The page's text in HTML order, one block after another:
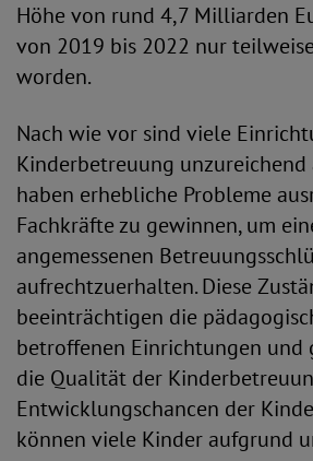
Höhe von rund 4,7 Milliarden
von 2019 bis 2022 nur
worden.
Nach wie vor sind viele
Kinderbetreuung
haben erhebliche Probleme
Fachkräfte zu gewinnen, um
angemessenen
aufrechtzuerhalten. Diese
beeinträchtigen die
betroffenen Einrichtungen und
die Qualität der
Entwicklungschancen der
können viele Kinder aufgrund